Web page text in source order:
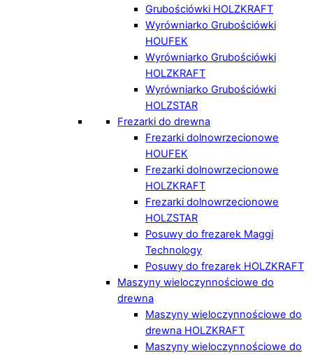
Grubościówki HOLZKRAFT
Wyrówniarko Grubościówki
HOUFEK
Wyrówniarko Grubościówki
HOLZKRAFT
Wyrówniarko Grubościówki
HOLZSTAR
Frezarki do drewna
Frezarki dolnowrzecionowe
HOUFEK
Frezarki dolnowrzecionowe
HOLZKRAFT
Frezarki dolnowrzecionowe
HOLZSTAR
Posuwy do frezarek Maggi
Technology
Posuwy do frezarek HOLZKRAFT
Maszyny wieloczynnościowe do
drewna
Maszyny wieloczynnościowe do
drewna HOLZKRAFT
Maszyny wieloczynnościowe do